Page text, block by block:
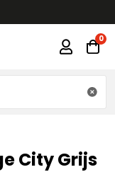
City Grijs